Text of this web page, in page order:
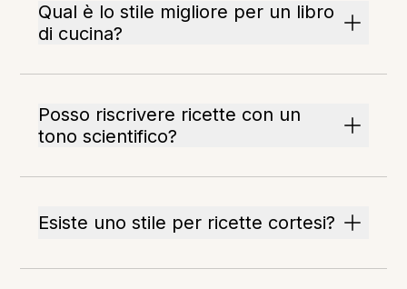
Qual è lo stile migliore per un libro
di cucina?
Posso riscrivere ricette con un
tono scientifico?
Esiste uno stile per ricette cortesi?